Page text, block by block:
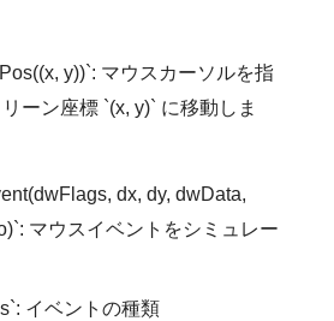
y))`: マウスカーソルを指
ーン座標 `(x, y)` に移動しま
dx, dy, dwData,
マウスイベントをシミュレー
イベントの種類